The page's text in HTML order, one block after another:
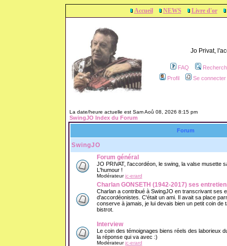
Accueil NEWS Livre d'or
Jo Privat,
FAQ
Profil
Se
La date/heure actuelle est Sam Aoû 08, 2026 8:15 pm
SwingJO Index du Forum
Forum
SwingJO
Forum général
JO PRIVAT, l'accordéon, le swing, la valse musette
L'humour !
Modérateurjc-erard
Charlan GONSETH (1942-2017) ses
Charlan a contribué à SwingJO en transcrivant ses
d'accordéonistes. C'était un ami. Il avait sa place
conserve à jamais, je lui devais bien un petit coin de
bistrot.
Interview
Le coin des témoignages biens réels des laborieux
la réponse qui va avec :)
Modérateurjc-erard